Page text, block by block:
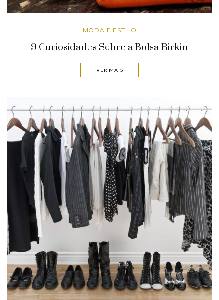
MODA E ESTILO
9 Curiosidades Sobre a Bolsa Birkin
VER MAIS